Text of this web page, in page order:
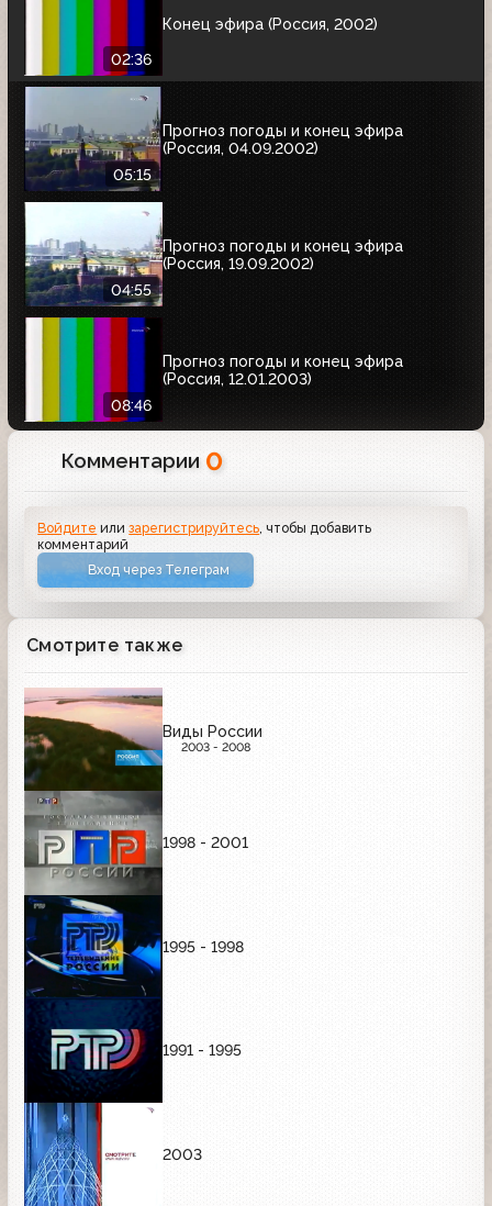
02:36
Конец эфира (Россия, 2002)
05:15
Прогноз погоды и конец эфира
(Россия, 04.09.2002)
04:55
Прогноз погоды и конец эфира
(Россия, 19.09.2002)
08:46
Прогноз погоды и конец эфира
(Россия, 12.01.2003)
Комментарии 0
Войдите илизарегистрируйтесь, чтобы добавить
комментарий
Вход через Телеграм
Смотрите также
Виды России
2003 - 2008
1998 - 2001
1995 - 1998
1991 - 1995
2003